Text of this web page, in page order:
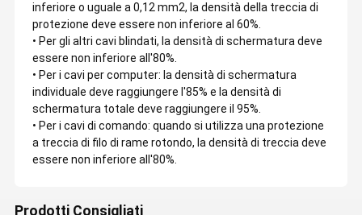
inferiore o uguale a 0,12 mm2, la densità della treccia di
protezione deve essere non inferiore al 60%.
• Per gli altri cavi blindati, la densità di schermatura deve
essere non inferiore all'80%.
• Per i cavi per computer: la densità di schermatura
individuale deve raggiungere l'85% e la densità di
schermatura totale deve raggiungere il 95%.
• Per i cavi di comando: quando si utilizza una protezione
a treccia di filo di rame rotondo, la densità di treccia deve
essere non inferiore all'80%.
Prodotti Consigliati